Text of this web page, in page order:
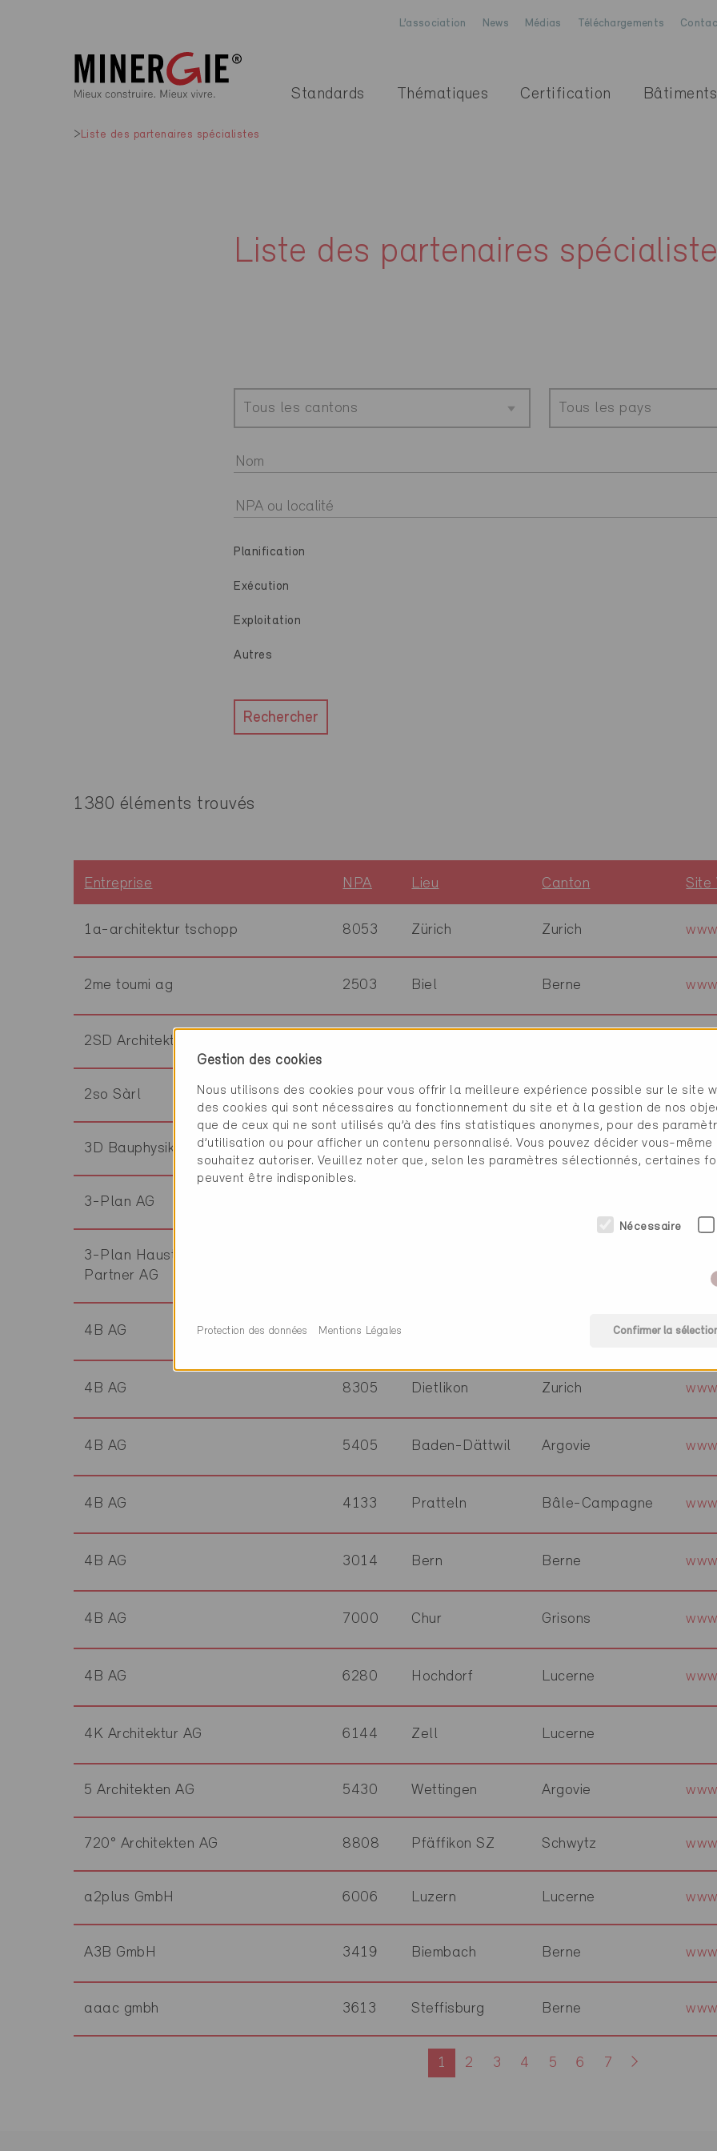
L’association News Médias Téléchargements
Standards Thématiques Certification Bâtiments
Liste des partenaires spécialistes
Liste des partenaires
Tous les cantons Tous les pays
Planification
Exécution
Exploitation
Autres
Rechercher
1380 éléments trouvés
Entreprise NPA Lieu Canton Site
1a-architektur tschopp 8053 Zürich Zurich
2me toumi ag 2503 Biel Berne
2SD Architekten AG
2so Sàrl 1806 St.-Légier Vaud
3D Bauphysik Huth GmbH 4856 Glashütten Argovie
3-Plan AG
3-Plan Haustechnik Violka &
Partner AG
4B AG 8134
4B AG 8305 Dietlikon Zurich
4B AG 5405 Baden-Dättwil Argovie
4B AG 4133 Pratteln Bâle-Campagne
4B AG 3014 Bern Berne
4B AG 7000 Chur Grisons
4B AG 6280 Hochdorf Lucerne
4K Architektur AG 6144 Zell Lucerne
5 Architekten AG 5430 Wettingen Argovie
720° Architekten AG 8808 Pfäffikon SZ Schwytz
a2plus GmbH 6006 Luzern Lucerne
A3B GmbH 3419 Biembach Berne
aaac gmbh 3613 Steffisburg Berne
1 2 3 4 5 6 7
Gestion des cookies
Nous utilisons des cookies pour vous offrir la meilleure expérience possible sur le site
des cookies qui sont nécessaires au fonctionnement du site et à la gestion de nos
que de ceux qui ne sont utilisés qu’à des fins statistiques anonymes, pour des
d’utilisation ou pour afficher un contenu personnalisé. Vous pouvez décider vous-
souhaitez autoriser. Veuillez noter que, selon les paramètres sélectionnés, certaines
peuvent être indisponibles.
Nécessaire
Confirmer la
Protection des données Mentions Légales